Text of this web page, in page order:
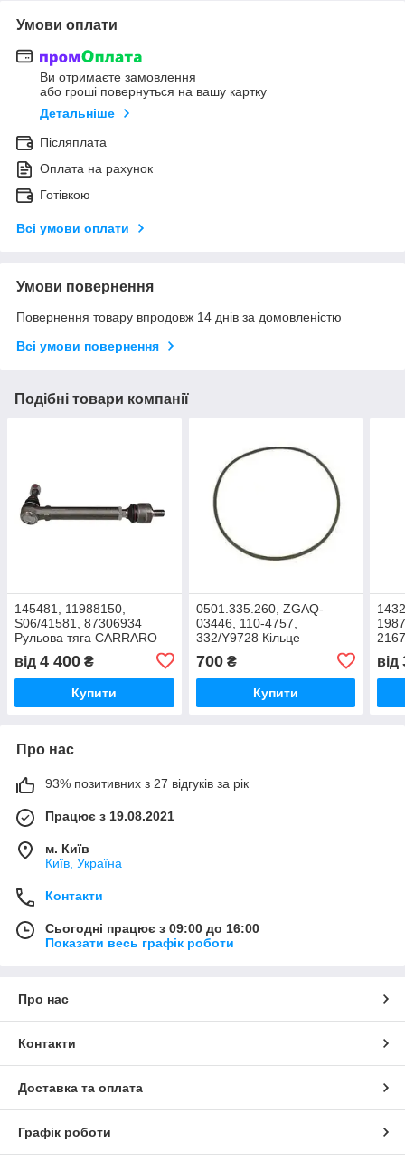
Умови оплати
Ви отримаєте замовлення
або гроші повернуться на вашу картку
Детальніше
Післяплата
Оплата на рахунок
Готівкою
Всі умови оплати
Умови повернення
Повернення товару впродовж 14 днів за домовленістю
Всі умови повернення
Подібні товари компанії
145481, 11988150,
S06/41581, 87306934
Рульова тяга CARRARO
від 4 400 ₴
Купити
0501.335.260, ZGAQ-
03446, 110-4757,
332/Y9728 Кільце
гальмівного поршня
заднього моста
700₴
Купити
від
Про нас
93% позитивних з 27 відгуків за рік
Працює з 19.08.2021
м. Київ
Київ, Україна
Контакти
Сьогодні працює з 09:00 до 16:00
Показати весь графік роботи
Про нас
Контакти
Доставка та оплата
Графік роботи